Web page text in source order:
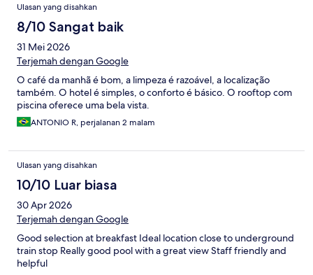
Ulasan yang disahkan
8/10 Sangat baik
31 Mei 2026
Terjemah dengan Google
O café da manhã é bom, a limpeza é razoável, a localização
também. O hotel é simples, o conforto é básico. O rooftop com
piscina oferece uma bela vista.
ANTONIO R, perjalanan 2 malam
Ulasan yang disahkan
10/10 Luar biasa
30 Apr 2026
Terjemah dengan Google
Good selection at breakfast Ideal location close to underground
train stop Really good pool with a great view Staff friendly and
helpful